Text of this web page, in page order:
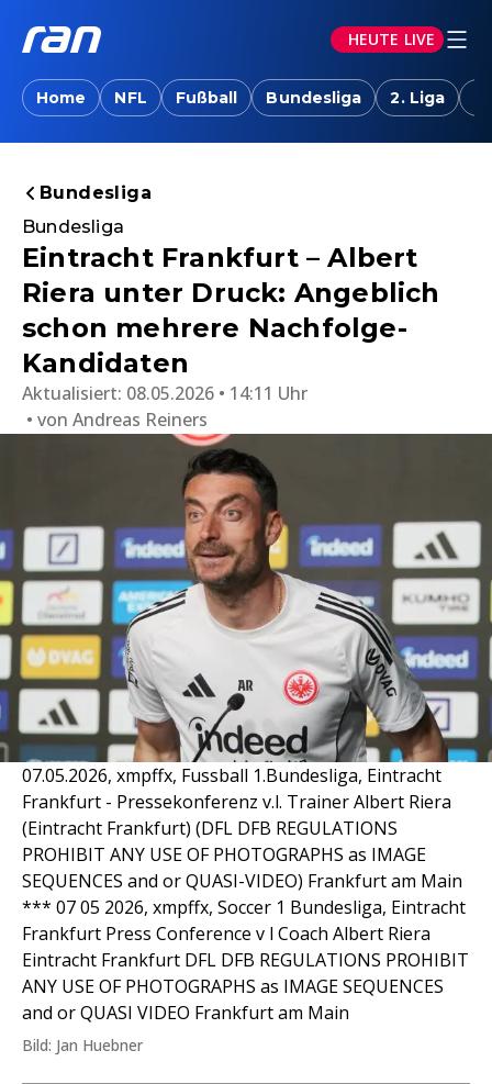
HEUTE LIVE
Home NFL Fußball Bundesliga 2. Liga
Bundesliga
Bundesliga
Eintracht Frankfurt – Albert
Riera unter Druck: Angeblich
schon mehrere Nachfolge-
Kandidaten
Aktualisiert: 08.05.2026 • 14:11 Uhr
von Andreas Reiners
07.05.2026, xmpffx, Fussball 1.Bundesliga, Eintracht
Frankfurt - Pressekonferenz v.l. Trainer Albert Riera
(Eintracht Frankfurt) (DFL DFB REGULATIONS
PROHIBIT ANY USE OF PHOTOGRAPHS as IMAGE
SEQUENCES and or QUASI-VIDEO) Frankfurt am Main
*** 07 05 2026, xmpffx, Soccer 1 Bundesliga, Eintracht
Frankfurt Press Conference v l Coach Albert Riera
Eintracht Frankfurt DFL DFB REGULATIONS PROHIBIT
ANY USE OF PHOTOGRAPHS as IMAGE SEQUENCES
and or QUASI VIDEO Frankfurt am Main
Bild: Jan Huebner